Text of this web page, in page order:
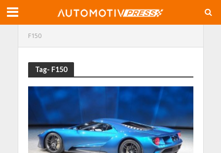
F150
Tag- F150